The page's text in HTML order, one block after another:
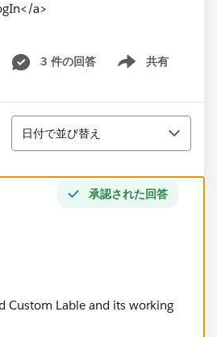
a>
3 件の回答 共有
Show menu
並び替え
日付で並び替え
承認された回答
Custom Lable and its working